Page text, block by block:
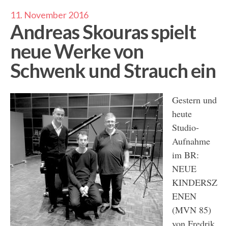
11. November 2016
Andreas Skouras spielt
neue Werke von
Schwenk und Strauch ein
Gestern und
heute
Studio-
Aufnahme
im BR:
NEUE
KINDERSZ
ENEN
(MVN 85)
von Fredrik